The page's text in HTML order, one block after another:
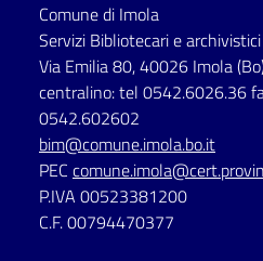
lettura
Seguici
su
Comune di Imola
Servizi Bibliotecari e archivistici
Via Emilia 80, 40026 Imola
centralino: tel 0542.6026.36
0542.602602
bim@comune.imola.bo.it
PEC
P.IVA 00523381200
C.F. 00794470377